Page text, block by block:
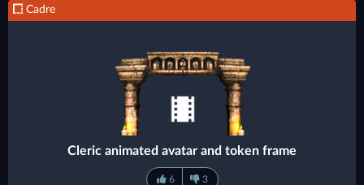
Cadre
Cleric animated avatar and token frame
6 3